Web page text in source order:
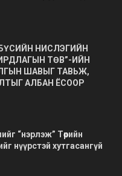
НИСЛЭГИЙН
ТӨВ”-ИЙН
ШАВЫГ ТАВЬЖ,
АЛБАН ЁСООР
“нэрлэж” Төрийн
нүүрстэй хутгасангүй